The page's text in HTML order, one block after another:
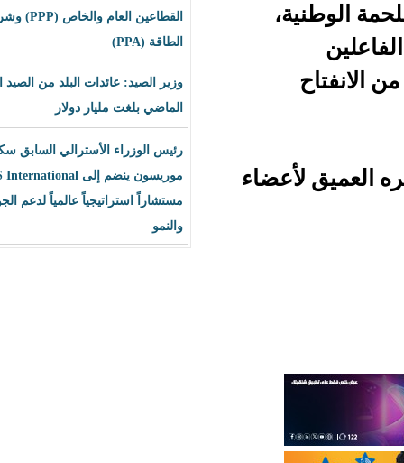
القطاعين العام والخاص (PPP) وشراء
وزير الصيد: عائدات البلد من الصيد العام
الماضي بلغت مليار دولار
رئيس الوزراء الأسترالي السابق سكوت
موريسون ينضم إلى BLS International
مستشاراً استراتيجياً عالمياً لدعم الجودة